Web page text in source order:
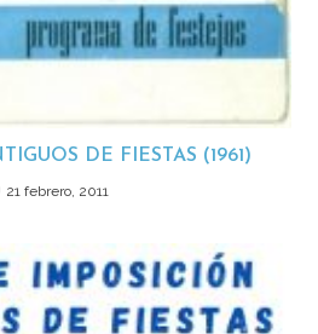
DE FIESTAS (1961)
21 febrero, 2011